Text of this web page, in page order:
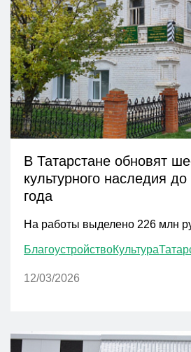
В Татарстане обновят
культурного наследия
года
На работы выделено 226 млн
БлагоустройствоКультура
12/03/2026